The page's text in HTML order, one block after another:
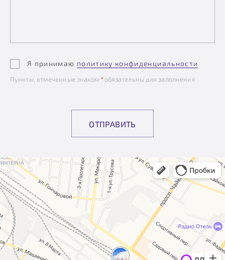
Я принимаю политику конфиденциальности
Пункты, отмеченные знаком *обязательны для заполнения
ОТПРАВИТЬ